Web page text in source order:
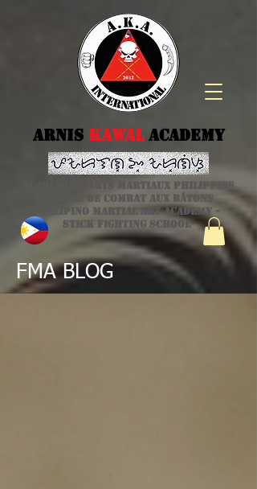
Arnis kawal Academy
Académie d'arts martiaux philippins
- école de combat aux bâtons
Filipino Martial Art academy -
stick fighting school
FMA BLOG